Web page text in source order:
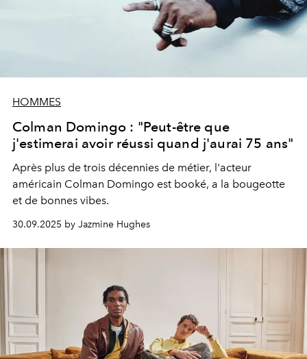
HOMMES
Colman Domingo : "Peut-être que
j'estimerai avoir réussi quand j'aurai 75 ans"
Après plus de trois décennies de métier, l'acteur
américain Colman Domingo est booké, a la bougeotte
et de bonnes vibes.
30.09.2025 by Jazmine Hughes